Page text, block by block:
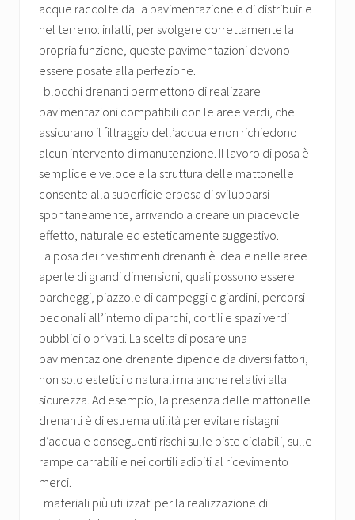
acque raccolte dalla pavimentazione e di distribuirle
nel terreno: infatti, per svolgere correttamente la
propria funzione, queste pavimentazioni devono
essere posate alla perfezione.
I blocchi drenanti permettono di realizzare
pavimentazioni compatibili con le aree verdi, che
assicurano il filtraggio dell’acqua e non richiedono
alcun intervento di manutenzione. Il lavoro di posa è
semplice e veloce e la struttura delle mattonelle
consente alla superficie erbosa di svilupparsi
spontaneamente, arrivando a creare un piacevole
effetto, naturale ed esteticamente suggestivo.
La posa dei rivestimenti drenanti è ideale nelle aree
aperte di grandi dimensioni, quali possono essere
parcheggi, piazzole di campeggi e giardini, percorsi
pedonali all’interno di parchi, cortili e spazi verdi
pubblici o privati. La scelta di posare una
pavimentazione drenante dipende da diversi fattori,
non solo estetici o naturali ma anche relativi alla
sicurezza. Ad esempio, la presenza delle mattonelle
drenanti è di estrema utilità per evitare ristagni
d’acqua e conseguenti rischi sulle piste ciclabili, sulle
rampe carrabili e nei cortili adibiti al ricevimento
merci.
I materiali più utilizzati per la realizzazione di